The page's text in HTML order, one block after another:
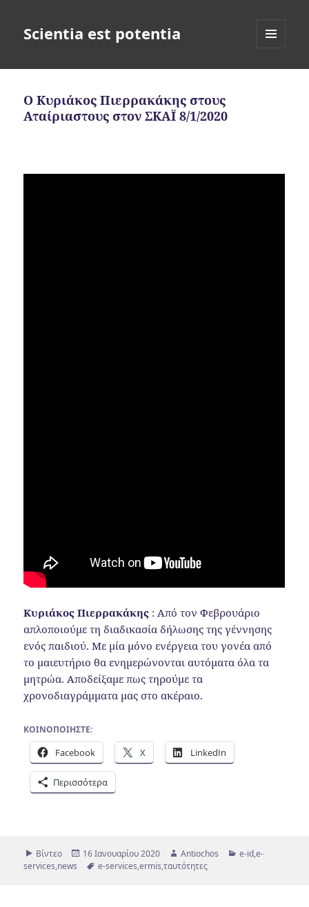
Scientia est potentia
Ο Κυριάκος Πιερρακάκης στους
Αταίριαστους στον ΣΚΑΪ 8/1/2020
Κυριάκος Πιερρακάκης : Από τον Φεβρουάριο
απλοποιούμε τη διαδικασία δήλωσης της γέννησης
ενός παιδιού. Με μία μόνο ενέργεια του γονέα από
το μαιευτήριο θα ενημερώνονται αυτόματα όλα τα
μητρώα. Αποδείξαμε πως τηρούμε τα
χρονοδιαγράμματα μας στο ακέραιο.
ΚΟΙΝΟΠΟΙΉΣΤΕ:
Facebook X LinkedIn
Περισσότερα
Μορφή
Βίντεο
Δημοσιεύτηκε
την
16 Ιανουαρίου 2020 Συντάκτης
Antiochos Κατηγορίες
e-id,e-
services,news Ετικέτες
e-services,ermis,ταυτότητες